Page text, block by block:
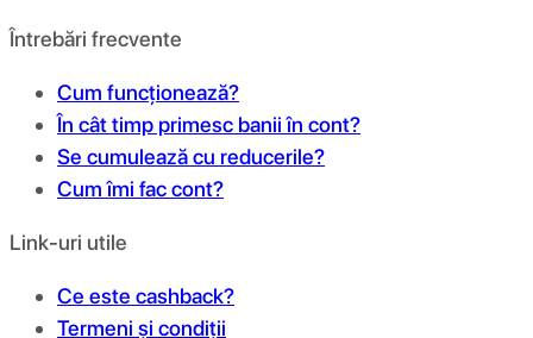
Întrebări frecvente
Cum funcționează?
În cât timp primesc banii în cont?
Se cumulează cu reducerile?
Cum îmi fac cont?
Link-uri utile
Ce este cashback?
Termeni și condiții